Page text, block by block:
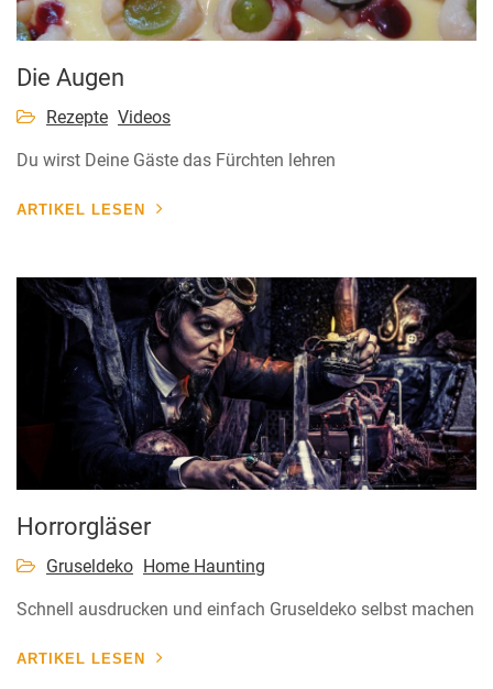
Die Augen
Rezepte Videos
Du wirst Deine Gäste das Fürchten lehren
ARTIKEL LESEN
Horrorgläser
Gruseldeko Home Haunting
Schnell ausdrucken und einfach Gruseldeko selbst machen
ARTIKEL LESEN